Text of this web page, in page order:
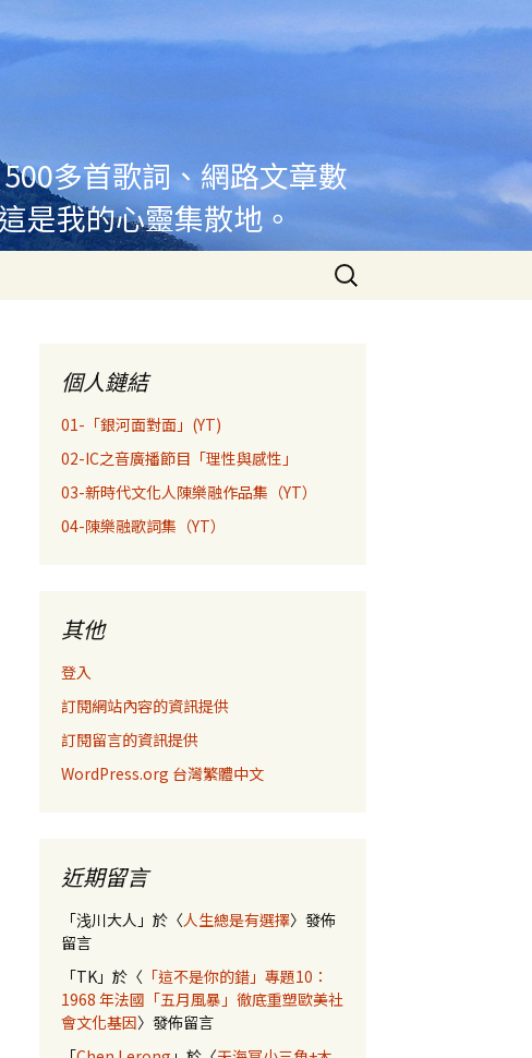
多首歌詞、網路文章數
是我的心靈集散地。
搜
尋
個人鏈結
01-「銀河面對面」(YT)
02-IC之音廣播節目「理性與感性」
03-新時代文化人陳樂融作品集（YT）
04-陳樂融歌詞集（YT）
其他
登入
訂閱網站內容的資訊提供
訂閱留言的資訊提供
WordPress.org 台灣繁體中文
近期留言
「浅川大人 」於〈人生總是有選擇〉發佈
留言
「TK」於〈 「這不是你的錯」專題10：
1968 年法國「五月風暴」徹底重塑歐美社
會文化基因〉發佈留言